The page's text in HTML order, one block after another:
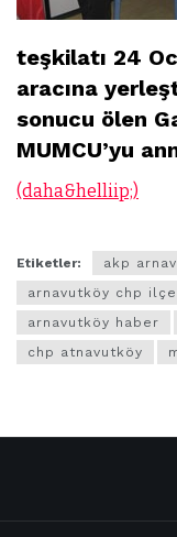
teşkilatı 24
aracına
sonucu ölen
MUMCU’yu
(daha&helliip;)
Etiketler: akp
arnavutköy chp ilçe
arnavutköy haber
chp atnavutköy